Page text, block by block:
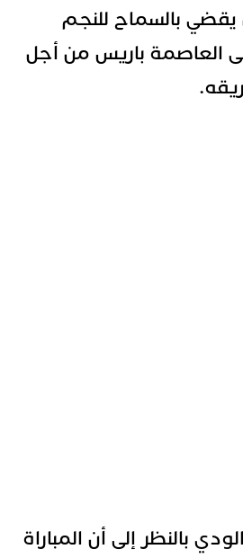
بالسماح للنجم
العاصمة باريس من أجل
بالنظر إلى أن المباراة